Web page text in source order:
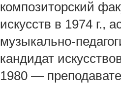
композиторский
искусств в 1974 г.,
музыкально-
кандидат
1980 —